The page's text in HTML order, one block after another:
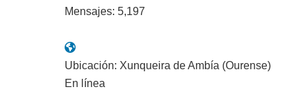
Mensajes: 5,197
Ubicación: Xunqueira de Ambía (Ourense)
En línea